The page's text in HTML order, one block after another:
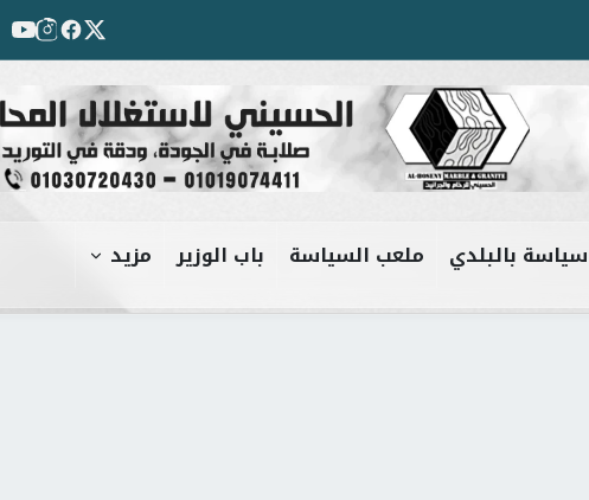
سياسة بالبلدي ملعب السياسة باب الوزير مزيد